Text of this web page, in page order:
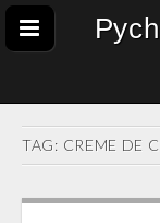
TAG: CREME DE